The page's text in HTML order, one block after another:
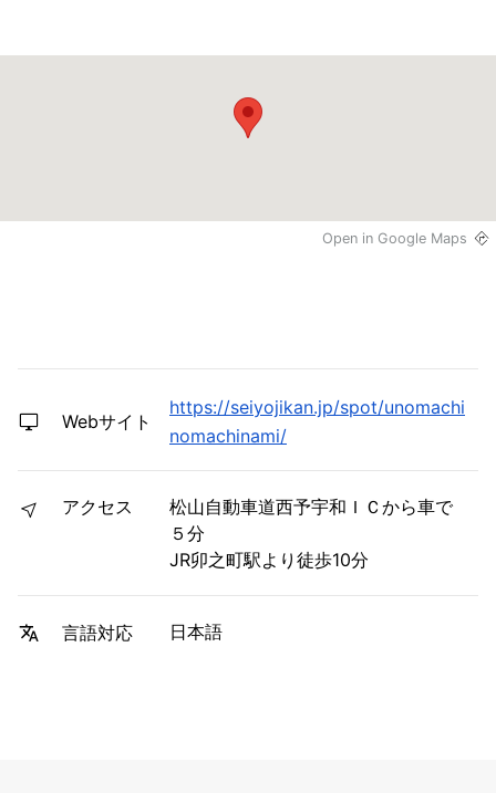
Open in Google Maps
Webサイト
https://seiyojikan.jp/spot/unomachi
nomachinami/
アクセス
松山自動車道西予宇和ＩＣから車で
５分
JR卯之町駅より徒歩10分
言語対応 日本語